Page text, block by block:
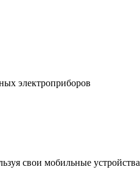
электроприборов
свои мобильные устройства